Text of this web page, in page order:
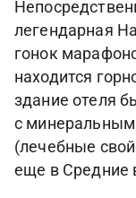
легендарная
гонок
находится
здание отеля
с
(лечебные
еще в Средние